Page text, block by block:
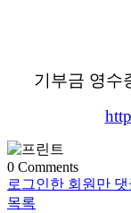
기부금 영수
0 Comments
로그인한 회원만
목록